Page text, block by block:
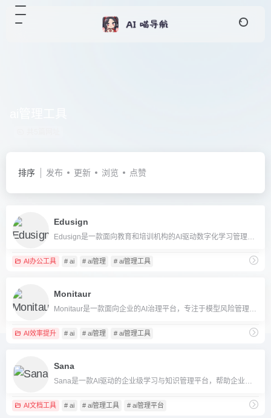
排序 发布 更新 浏览 点赞
Edusign
AI办公工具 # ai # ai管理 # ai管理工具
Monitaur
AI效率提升 # ai # ai管理 # ai管理工具
Sana
AI文档工具 # ai # ai管理工具 # ai管理平台